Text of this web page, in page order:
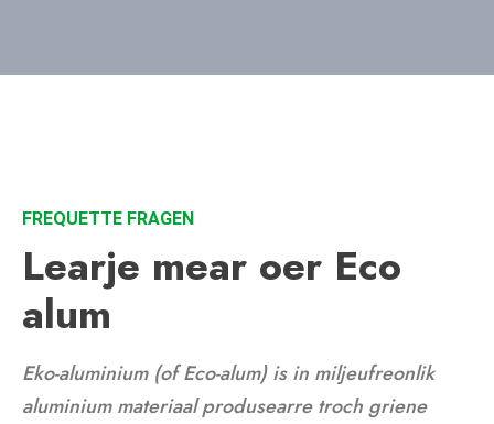
FREQUETTE FRAGEN
Learje mear oer Eco
alum
Eko-aluminium (of Eco-alum) is in miljeufreonlik
aluminium materiaal produsearre troch griene